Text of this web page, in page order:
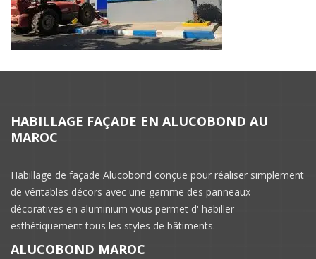
HABILLAGE FAÇADE EN ALUCOBOND AU
MAROC
Habillage de façade Alucobond conçue pour réaliser simplement
de véritables décors avec une gamme des panneaux
décoratives en aluminium vous permet d' habiller
esthétiquement tous les styles de bâtiments.
ALUCOBOND MAROC